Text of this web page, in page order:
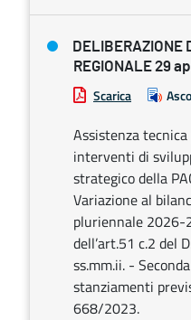
DELIBERAZIONE
REGIONALE 29
Scarica
Assistenza
interventi di
strategico della
Variazione al
pluriennale 2026-
dell’art.51 c.2 del
ss.mm.ii. -
stanziamenti
668/2023.